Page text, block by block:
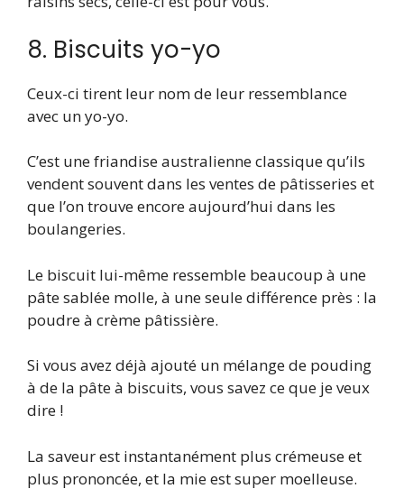
8. Biscuits yo-yo
Ceux-ci tirent leur nom de leur ressemblance
avec un yo-yo.
C’est une friandise australienne classique qu’ils
vendent souvent dans les ventes de pâtisseries et
que l’on trouve encore aujourd’hui dans les
boulangeries.
Le biscuit lui-même ressemble beaucoup à une
pâte sablée molle, à une seule différence près : la
poudre à crème pâtissière.
Si vous avez déjà ajouté un mélange de pouding
à de la pâte à biscuits, vous savez ce que je veux
dire !
La saveur est instantanément plus crémeuse et
plus prononcée, et la mie est super moelleuse.